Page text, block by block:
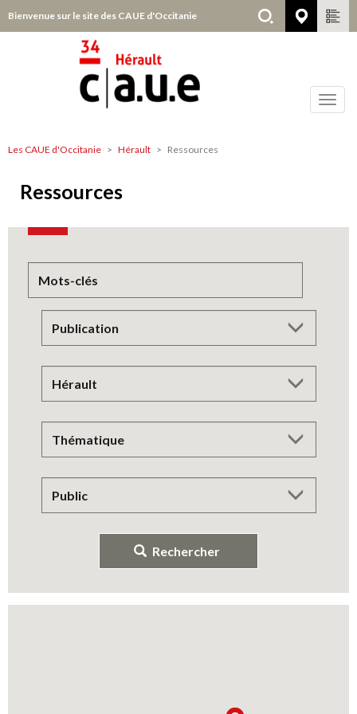
au
Bienvenue sur le site des CAUE d'Occitanie Hérault
Hérault
Les CAUE d'Occitanie Hérault Ressources
Ressources
Rechercher